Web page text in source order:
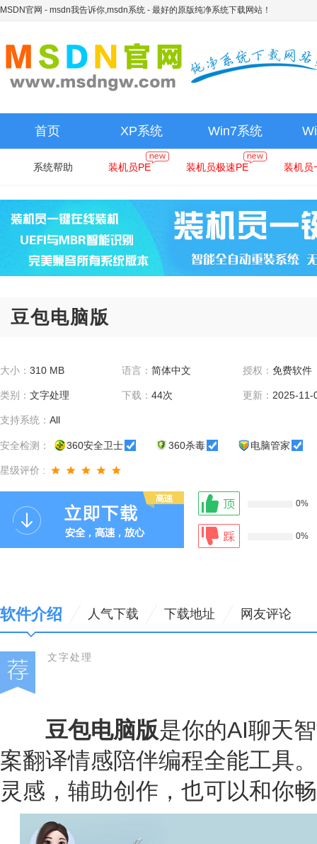
MSDN官网 - msdn我告诉你,msdn系统 - 最好的原版纯净系统下载网站！
首页 XP系统 Win7系统
系统帮助 装机员PE 装机员极速PE 装机员
豆包电脑版
大小： 310 MB 语言： 简体中文 授权：免费软件
类别： 文字处理 下载： 44次 更新： 2025-11-
支持系统： All
安全检测： 360安全卫士 360杀毒 电脑管家
星级评价 :
0%
0%
软件介绍 人气下载 下载地址 网友评论
文字处理
豆包电脑版是你的AI聊天
案翻译情感陪伴编程全能工具
灵感，辅助创作，也可以和你